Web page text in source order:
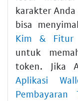
karakter
bisa
Kim & Fitur
untuk
token. Jika
Aplikasi
Pembayaran